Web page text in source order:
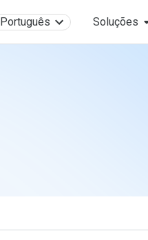
Português Soluções